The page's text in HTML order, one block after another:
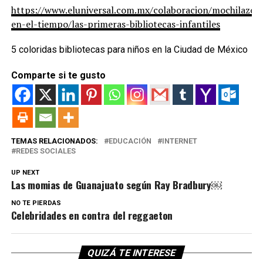
https://www.eluniversal.com.mx/colaboracion/mochilazo-
en-el-tiempo/las-primeras-bibliotecas-infantiles
5 coloridas bibliotecas para niños en la Ciudad de México
Comparte si te gusto
TEMAS RELACIONADOS: EDUCACIÓN
INTERNET
REDES SOCIALES
UP NEXT
Las momias de Guanajuato según Ray Bradbury￼
NO TE PIERDAS
Celebridades en contra del reggaeton
QUIZÁ TE INTERESE